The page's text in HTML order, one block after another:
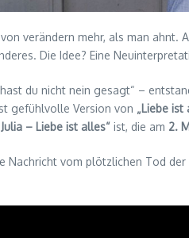
verändern mehr, als man ahnt.
Die Idee? Eine
du nicht nein gesagt“ –
gefühlvolle Version von „Liebe ist
– Liebe ist alles“ ist, die am 2.
Nachricht vom plötzlichen Tod